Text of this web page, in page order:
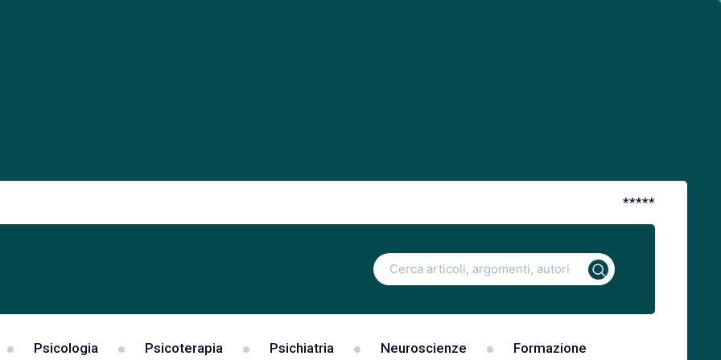
*****
Ricerca
per:
Psicologia Psicoterapia Psichiatria Neuroscienze Formazione